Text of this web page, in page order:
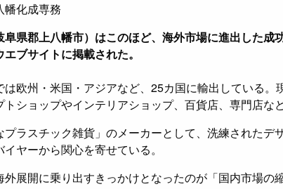
幡化成専務
阜県郡上八幡市）はこのほど、海外市場に進出した成
ブサイトに掲載された。
は欧州・米国・アジアなど、25カ国に輸出している。
トショップやインテリアショップ、百貨店、専門店など
プラスチック雑貨」のメーカーとして、洗練されたデ
ヤーから関心を寄せている。
外展開に乗り出すきっかけとなったのが「国内市場の